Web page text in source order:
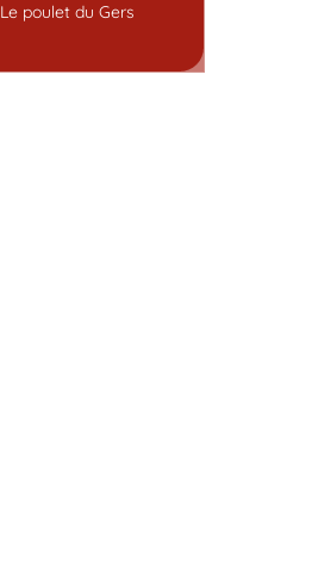
Le poulet du Gers